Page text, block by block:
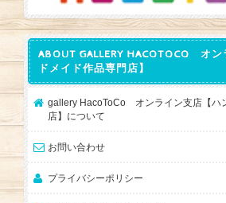
ABOUT GALLERY HACOTOCO オ
ドメイド作品専門店】
gallery HacoToCo オンライン支店【ハ
店】について
お問い合わせ
プライバシーポリシー